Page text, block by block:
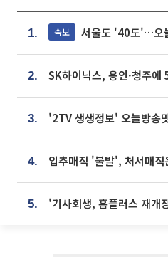
1. 속보 서울도 '40도'…오
2.
3.
4. 입추매직 '불발', 처서매
5. '기사회생, 홈플러스 재개